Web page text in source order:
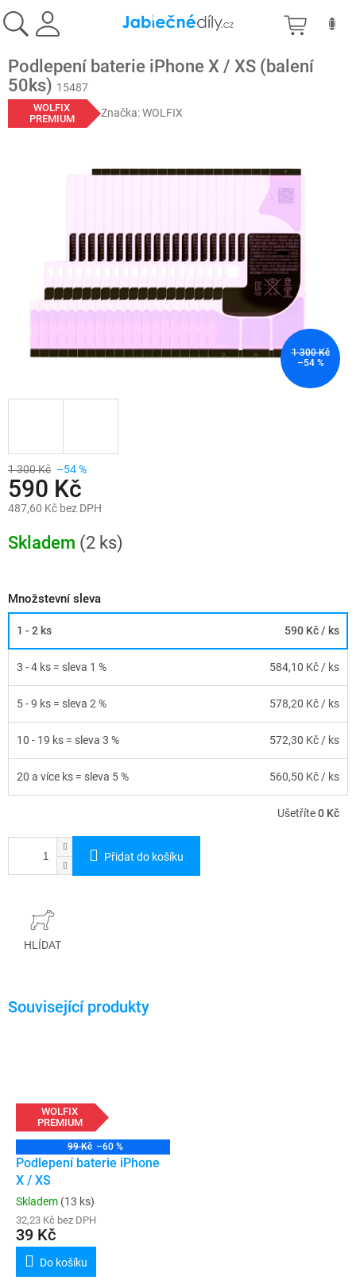
na
obsah
Podlepení baterie iPhone X / XS (balení
50ks) 15487
WOLFIX
PREMIUM
Značka:WOLFIX
1 300 Kč
–54 %
1 300 Kč –54 %
590 Kč
487,60 Kč bez DPH
cena:
Skladem (2 ks)
Množstevní sleva
1 - 2 ks 590 Kč/ ks
3 - 4 ks = sleva 1 % 584,10 Kč/ ks
5 - 9 ks = sleva 2 % 578,20 Kč/ ks
10 - 19 ks = sleva 3 % 572,30 Kč/ ks
20 a více ks = sleva 5 % 560,50 Kč/ ks
Ušetříte0 Kč
Přidat do košíku
HLÍDAT
WOLFIX
PREMIUM
99 Kč –60 %
Podlepení baterie iPhone
X / XS
Skladem (13 ks)
32,23 Kč bez DPH
39 Kč
Do košíku